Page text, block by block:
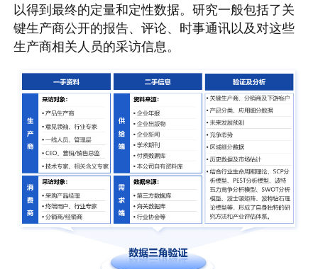
以得到最终的定量和定性数据。研究一般包括了关
键生产商公开的报告、评论、时事通讯以及对这些
生产商相关人员的采访信息。